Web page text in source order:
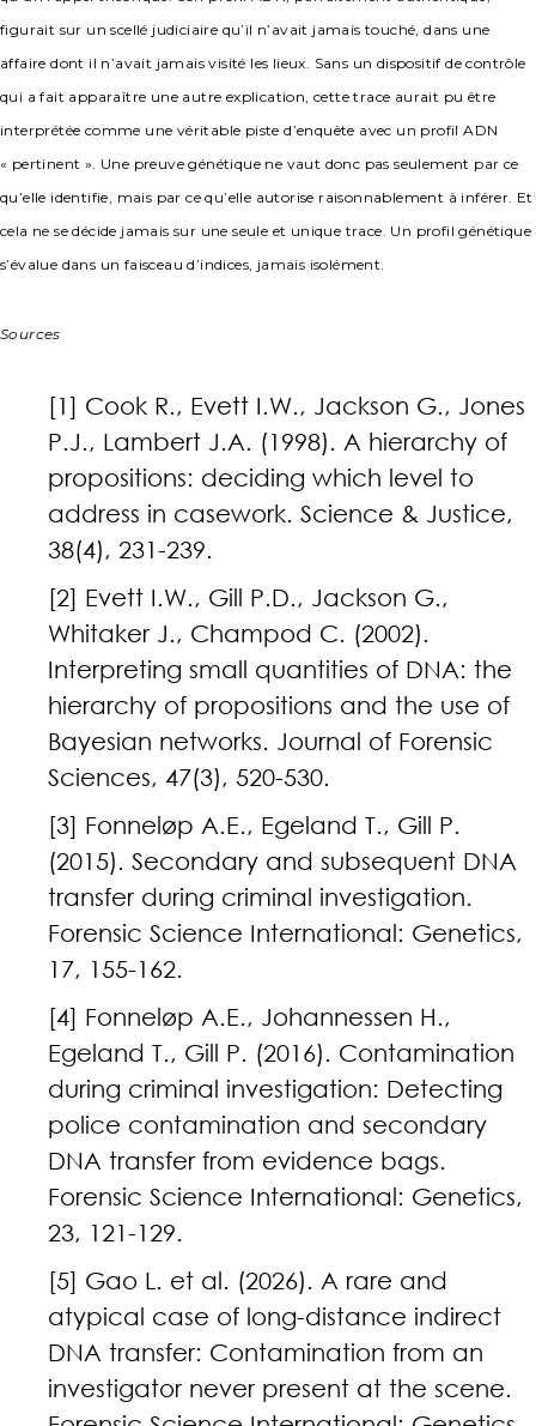
figurait sur un scellé judiciaire qu’il n’avait jamais touché, dans une
affaire dont il n’avait jamais visité les lieux. Sans un dispositif de contrôle
qui a fait apparaître une autre explication, cette trace aurait pu être
interprétée comme une véritable piste d’enquête avec un profil ADN
« pertinent ». Une preuve génétique ne vaut donc pas seulement par ce
qu’elle identifie, mais par ce qu’elle autorise raisonnablement à inférer. Et
cela ne se décide jamais sur une seule et unique trace. Un profil génétique
s’évalue dans un faisceau d’indices, jamais isolément.
Sources
[1] Cook R., Evett I.W., Jackson G., Jones
P.J., Lambert J.A. (1998). A hierarchy of
propositions: deciding which level to
address in casework. Science & Justice,
38(4), 231-239.
[2] Evett I.W., Gill P.D., Jackson G.,
Whitaker J., Champod C. (2002).
Interpreting small quantities of DNA: the
hierarchy of propositions and the use of
Bayesian networks. Journal of Forensic
Sciences, 47(3), 520-530.
[3] Fonneløp A.E., Egeland T., Gill P.
(2015). Secondary and subsequent DNA
transfer during criminal investigation.
Forensic Science International: Genetics,
17, 155-162.
[4] Fonneløp A.E., Johannessen H.,
Egeland T., Gill P. (2016). Contamination
during criminal investigation: Detecting
police contamination and secondary
DNA transfer from evidence bags.
Forensic Science International: Genetics,
23, 121-129.
[5] Gao L. et al. (2026). A rare and
atypical case of long-distance indirect
DNA transfer: Contamination from an
investigator never present at the scene.